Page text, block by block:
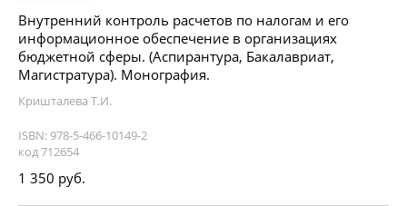
Внутренний контроль расчетов по налогам и его
информационное обеспечение в организациях
бюджетной сферы. (Аспирантура, Бакалавриат,
Магистратура). Монография.
Кришталева Т.И.
ISBN: 978-5-466-10149-2
код 712654
1 350 руб.